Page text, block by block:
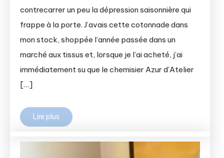
contrecarrer un peu la dépression saisonnière qui
frappe à la porte. J’avais cette cotonnade dans
mon stock, shoppée l’année passée dans un
marché aux tissus et, lorsque je l’ai acheté, j’ai
immédiatement su que le chemisier Azur d’Atelier
[…]
Lire plus